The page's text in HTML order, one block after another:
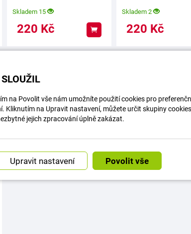
na Povolit vše nám umožníte použití cookies pro
Kliknutím na Upravit nastavení, můžete určit skupiny
jejich zpracování úplně zakázat.
Upravit nastavení
Skladem 15
220 Kč Koupit
Skladem 2
220 Kč